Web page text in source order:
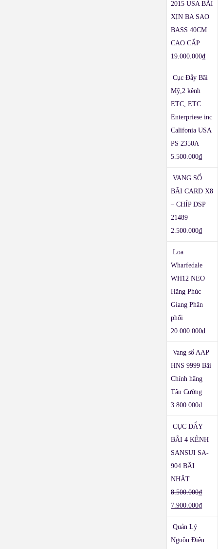
2015 USA BÃI
XỊN BA SAO
BASS 40CM
CAO CẤP
19.000.000₫
Cục Đẩy Bãi
Mỹ,2 kênh
ETC, ETC
Enterpriese inc
Califonia USA
PS 2350A
5.500.000₫
VANG SỐ
BÃI CARD X8
– CHÍP DSP
21489
2.500.000₫
Loa
Wharfedale
WH12 NEO
Hãng Phúc
Giang Phân
phối
20.000.000₫
Vang số AAP
HNS 9999 Bãi
Chính hãng
Tân Cường
3.800.000₫
CỤC ĐẨY
BÃI 4 KÊNH
SANSUI SA-
904 BÃI
NHẬT
8.500.000₫
7.900.000₫
Quản Lý
Nguồn Điện